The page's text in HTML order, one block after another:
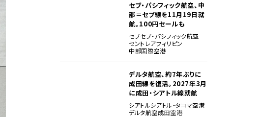
セブ・パシフィック航空、中
部＝セブ線を11月19日就
航。100円セールも
セブセブ・パシフィック航空
セントレアフィリピン
中部国際空港
デルタ航空、約7年ぶりに
成田線を復活。2027年3月
に成田・シアトル線就航
シアトルシアトル・タコマ空港
デルタ航空成田空港